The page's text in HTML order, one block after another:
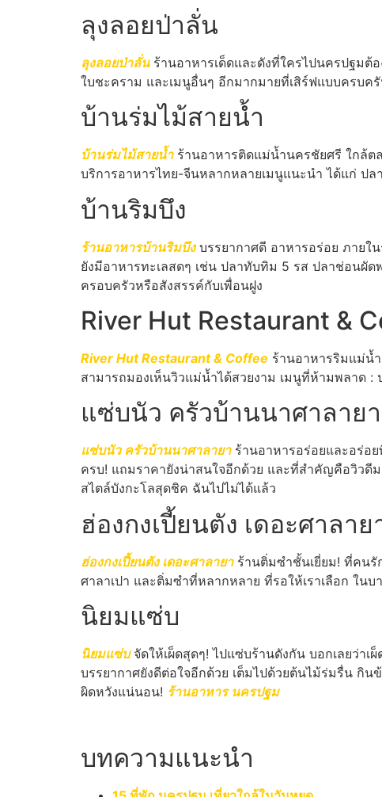
ลุงลอยป่าลั่น
ลุงลอยป่าลั่น ร้านอาหารเด็ดและดังที่ใครไปนครปฐมต้
ใบชะคราม และเมนูอื่นๆ อีกมากมายที่เสิร์ฟแบบครบค
บ้านร่มไม้สายน้ำ
บ้านร่มไม้สายน้ำร้านอาหารติดแม่น้ำนครชัยศรี ใกล้ต
บริการอาหารไทย-จีนหลากหลายเมนูแนะนำ ได้แก่ ปล
บ้านริมบึง
ร้านอาหารบ้านริมบึง บรรยากาศดี อาหารอร่อย ภายใ
ยังมีอาหารทะเลสดๆ เช่น ปลาทับทิม 5 รส ปลาช่อนผั
ครอบครัวหรือสังสรรค์กับเพื่อนฝูง
River Hut Restaurant &
River Hut Restaurant & Coffee ร้านอาหารริมแม่น้
สามารถมองเห็นวิวแม่น้ำได้สวยงาม เมนูที่ห้ามพลาด
แซ่บนัว ครัวบ้านนาศาลายา
แซ่บนัว ครัวบ้านนาศาลายา ร้านอาหารอร่อยและอร่อ
ครบ! แถมราคายังน่าสนใจอีกด้วย และที่สำคัญคือวิวดี
สไตล์บังกะโลสุดชิค ฉันไปไม่ได้แล้ว
ฮ่องกงเปี้ยนตัง เดอะศาลาย
ฮ่องกงเปี้ยนตัง เดอะศาลายาร้านติ่มซำชั้นเยี่ยม! ที่คนรั
ศาลาเปา และติ่มซำที่หลากหลาย ที่รอให้เราเลือก ใน
นิยมแซ่บ
นิยมแซ่บ จัดให้เผ็ดสุดๆ! ไปแซ่บร้านดังกัน บอกเลยว่า
บรรยากาศยังดีต่อใจอีกด้วย เต็มไปด้วยต้นไม้ร่มรื่น กิ
ผิดหวังแน่นอน! ร้านอาหาร นครปฐม
บทความแนะนำ